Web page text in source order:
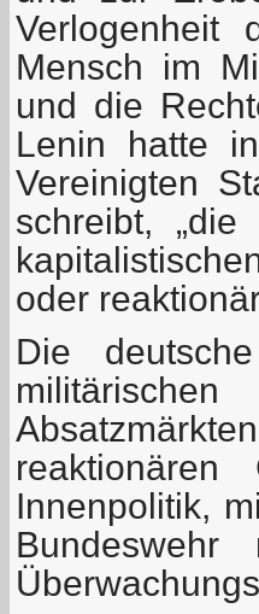
Verlogenheit
Mensch im
und die
Lenin hatte
Vereinigten
schreibt,
oder
Die
Innenpolitik,